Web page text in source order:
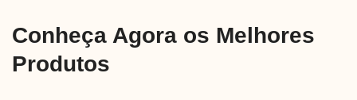
Conheça Agora os Melhores
Produtos